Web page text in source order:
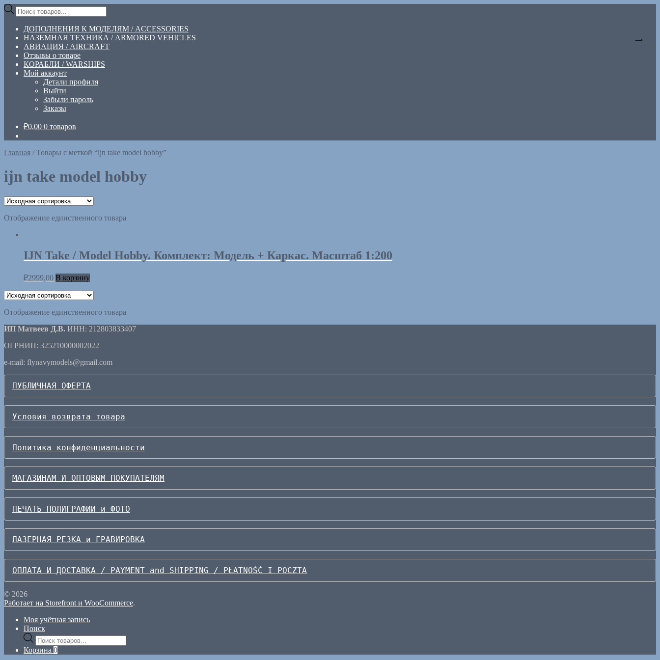
Перейти
навигации
Перейти
содержимому
Поиск
товаров
ДОПОЛНЕНИЯ К МОДЕЛЯМ / ACCESSORIES
НАЗЕМНАЯ ТЕХНИКА / ARMORED VEHICLES
АВИАЦИЯ / AIRCRAFT
Отзывы о товаре
КОРАБЛИ / WARSHIPS
Мой аккаунт
Детали профиля
Выйти
Забыли пароль
Заказы
₽0,00 0 товаров
Главная /Товары с меткой “ijn take model hobby”
ijn take model hobby
Отображение единственного товара
IJN Take / Model Hobby. Комплект: Модель + Каркас. Масштаб 1:200
₽2999,00 В корзину
Отображение единственного товара
ИП Матвеев Д.В. ИНН: 212803833407
ОГРНИП: 325210000002022
e-mail: flynavymodels@gmail.com
ПУБЛИЧНАЯ ОФЕРТА
Условия возврата товара
Политика конфиденциальности
МАГАЗИНАМ И ОПТОВЫМ ПОКУПАТЕЛЯМ
ПЕЧАТЬ ПОЛИГРАФИИ и ФОТО
ЛАЗЕРНАЯ РЕЗКА и ГРАВИРОВКА
ОПЛАТА И ДОСТАВКА / PAYMENT and SHIPPING / PŁATNOŚĆ I POCZTA
© 2026
Работает на Storefront и WooCommerce.
Моя учётная запись
Поиск
Поиск
товаров
Корзина 0